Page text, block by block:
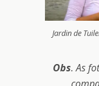
Jardin de
Obs. As